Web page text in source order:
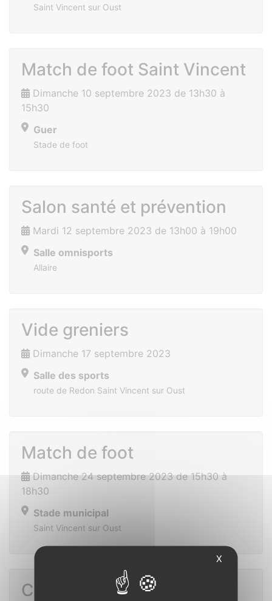
Saint Vincent sur Oust
Match de foot Saint Vincent
Dimanche 10 septembre 2023 de 13h30 à
15h30
Guer
Stade de foot
Salon santé et prévention
Mardi 12 septembre 2023 de 13h00 à 19h00
Salle omnisports
Allaire
Vide greniers
Dimanche 17 septembre 2023
Salle des sports
route de Redon Saint Vincent sur Oust
Match de foot
Dimanche 24 septembre 2023 de 15h30 à
18h30
Stade municipal
Saint Vincent sur Oust
Conférence sur le sommeil
X